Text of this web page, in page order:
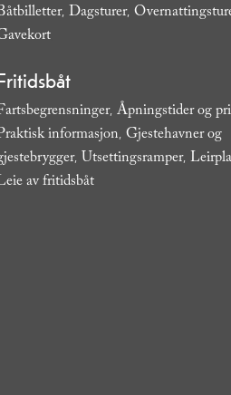
, Dagsturer,
,
, Åpningstider og
informasjon, Gjestehavner og
, Utsettingsramper,
av fritidsbåt,